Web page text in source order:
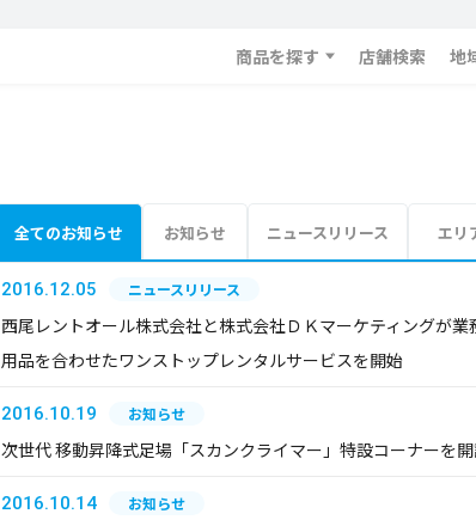
商品を探す 店舗検索 地
全てのお知らせ お知らせ ニュースリリース エリ
2016.12.05 ニュースリリース
西尾レントオール株式会社と株式会社ＤＫマーケティングが
用品を合わせたワンストップレンタルサービスを開始
2016.10.19 お知らせ
次世代 移動昇降式足場「スカンクライマー」特設コーナーを
2016.10.14 お知らせ